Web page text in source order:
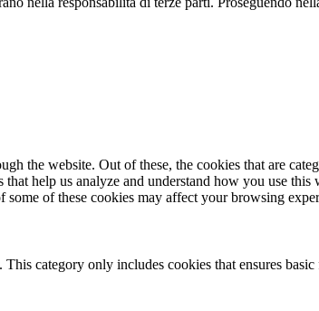
the website. Out of these, the cookies that are
help us analyze and understand how you use
of these cookies may affect your browsing
category only includes cookies that ensures